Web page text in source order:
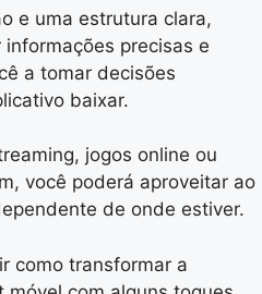
e uma estrutura clara,
precisas e
a tomar decisões
baixar.
jogos online ou
você poderá aproveitar ao
de onde estiver.
como transformar a